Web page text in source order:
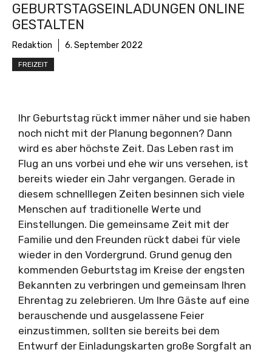
GEBURTSTAGSEINLADUNGEN ONLINE
GESTALTEN
Redaktion 6. September 2022
FREIZEIT
Ihr Geburtstag rückt immer näher und sie haben
noch nicht mit der Planung begonnen? Dann
wird es aber höchste Zeit. Das Leben rast im
Flug an uns vorbei und ehe wir uns versehen, ist
bereits wieder ein Jahr vergangen. Gerade in
diesem schnelllegen Zeiten besinnen sich viele
Menschen auf traditionelle Werte und
Einstellungen. Die gemeinsame Zeit mit der
Familie und den Freunden rückt dabei für viele
wieder in den Vordergrund. Grund genug den
kommenden Geburtstag im Kreise der engsten
Bekannten zu verbringen und gemeinsam Ihren
Ehrentag zu zelebrieren. Um Ihre Gäste auf eine
berauschende und ausgelassene Feier
einzustimmen, sollten sie bereits bei dem
Entwurf der Einladungskarten große Sorgfalt an